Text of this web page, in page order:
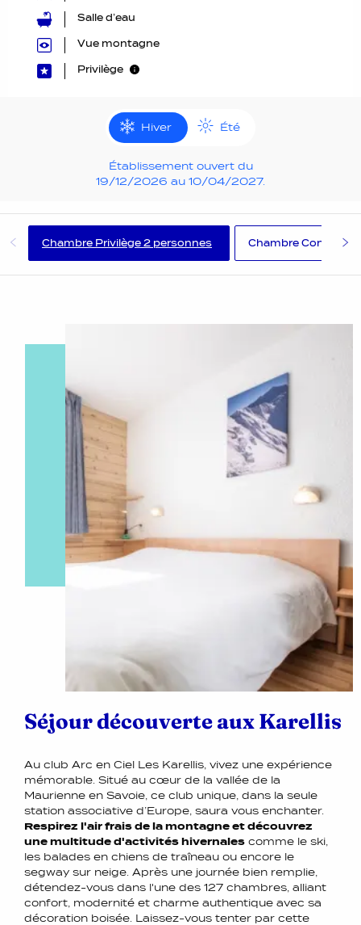
Salle d’eau
Vue montagne
Privilège
Hiver Été
Établissement ouvert du
19/12/2026 au 10/04/2027.
Chambre Privilège 2 personnes Chambre Confort 2
Séjour découverte aux Karellis
Au club Arc en Ciel Les Karellis, vivez une expérience
mémorable. Situé au cœur de la vallée de la
Maurienne en Savoie, ce club unique, dans la seule
station associative d’Europe, saura vous enchanter.
Respirez l'air frais de la montagne et découvrez
une multitude d'activités hivernales comme le ski,
les balades en chiens de traîneau ou encore le
segway sur neige. Après une journée bien remplie,
détendez-vous dans l'une des 127 chambres, alliant
confort, modernité et charme authentique avec sa
décoration boisée. Laissez-vous tenter par cette